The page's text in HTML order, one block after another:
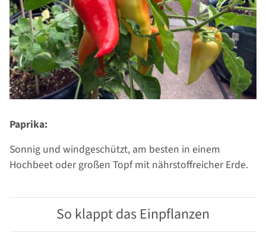
Paprika:
Sonnig und windgeschützt, am besten in einem
Hochbeet oder großen Topf mit nährstoffreicher Erde.
So klappt das Einpflanzen